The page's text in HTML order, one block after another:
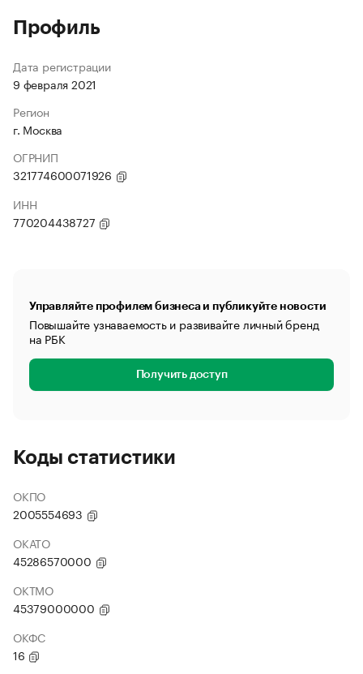
Профиль
Дата регистрации
9 февраля 2021
Регион
г. Москва
ОГРНИП
321774600071926
ИНН
770204438727
Управляйте профилем бизнеса и публикуйте новости
Повышайте узнаваемость и развивайте личный бренд
на РБК
Получить доступ
Коды статистики
ОКПО
2005554693
ОКАТО
45286570000
ОКТМО
45379000000
ОКФС
16